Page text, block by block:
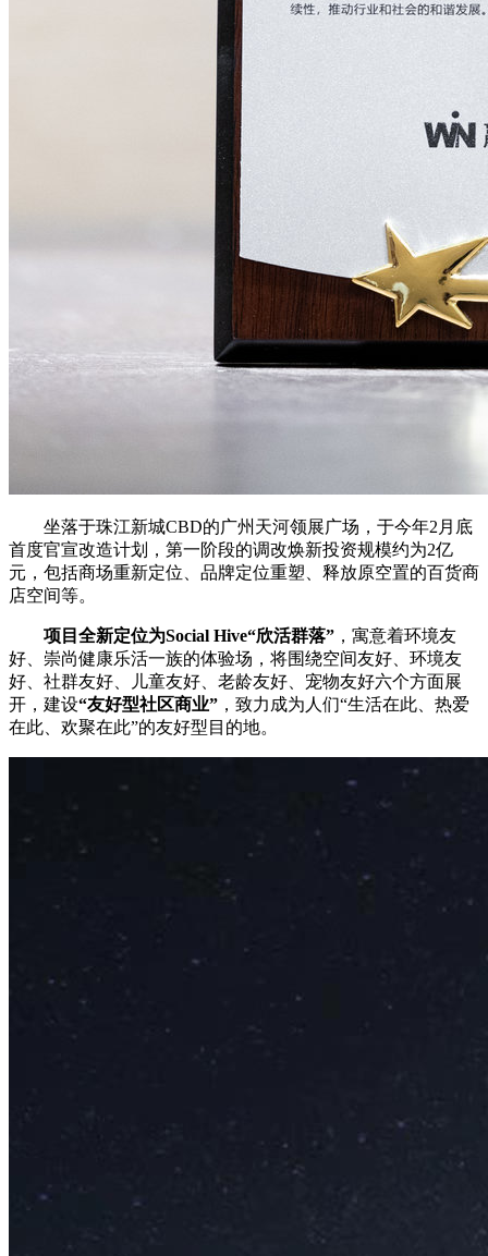
坐落于珠江新城CBD的广州天河领展广场，于今年2月底
首度官宣改造计划，第一阶段的调改焕新投资规模约为2亿
元，包括商场重新定位、品牌定位重塑、释放原空置的百货商
店空间等。
项目全新定位为Social Hive“欣活群落” ，寓意着环境友
好、崇尚健康乐活一族的体验场，将围绕空间友好、环境友
好、社群友好、儿童友好、老龄友好、宠物友好六个方面展
开，建设“友好型社区商业” ，致力成为人们“生活在此、热爱
在此、欢聚在此”的友好型目的地。